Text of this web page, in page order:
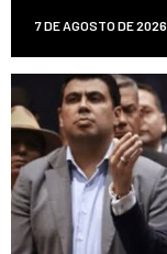
7 DE AGOSTO DE 2026